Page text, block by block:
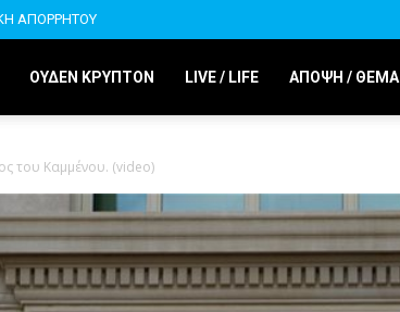
ΑΠΟΡΡΗΤΟΥ
ΟΥΔΕΝ ΚΡΥΠΤΟΝ LIVE / LIFE ΑΠΟΨΗ / ΘΕΜΑ
του Καμμένου. (video)